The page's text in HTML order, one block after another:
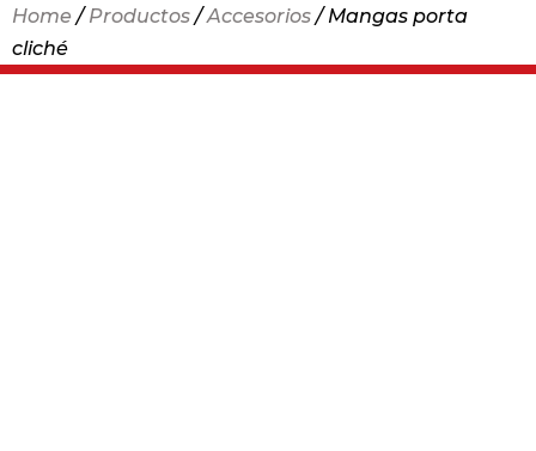
Home /Productos/Accesorios/ Mangas porta
cliché